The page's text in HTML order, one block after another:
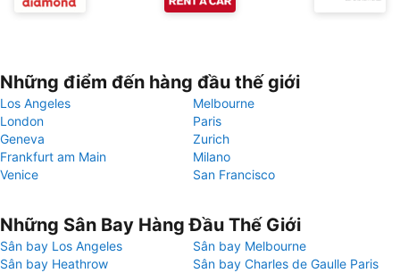
Những điểm đến hàng đầu thế giới
Los Angeles
Melbourne
London
Paris
Geneva
Zurich
Frankfurt am Main
Milano
Venice
San Francisco
Những Sân Bay Hàng Đầu Thế Giới
Sân bay Los Angeles
Sân bay Melbourne
Sân bay Heathrow
Sân bay Charles de Gaulle Paris